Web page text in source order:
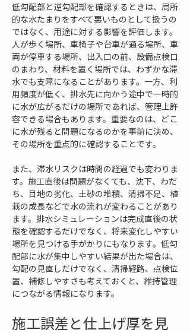
低勾配部と逆勾配部を確認するときは、局所
的な水たまりをすべて悪いものとして扱うの
ではなく、用途に対する影響を評価します。
人が歩く場所、車椅子や台車が通る場所、車
両が停車する場所、出入口の前、設備点検口
のまわり、材料を置く場所では、わずかな滞
水でも支障になることがあります。一方、利
用頻度が低く、排水先に向かう途中で一時的
に水が広がるだけの場所であれば、管理上許
容できる場合もあります。重要なのは、どこ
に水が残ると問題になるのかを事前に決め、
その場所を重点的に確認することです。
また、滞水リスクは時間の経過でも変わりま
す。施工直後は問題がなくても、沈下、わだ
ち、目地の劣化、土砂の堆積、清掃不足、植
栽の成長などで水の流れが変わることがあり
ます。排水シミュレーションは完成直後の状
態を確認するだけでなく、将来変化しやすい
場所を見つける手がかりにもなります。低勾
配部に水が集中しやすい結果が出た場合は、
勾配の見直しだけでなく、清掃経路、点検位
置、補修しやすさも考えておくと、維持管理
につながる情報になります。
施工誤差と仕上げ厚を見